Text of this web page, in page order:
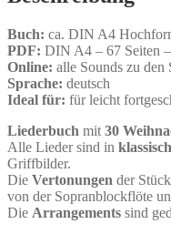
Buch: ca. DIN A4
PDF: DIN A4 – 67 Seiten
Online: alle Sounds zu den
Sprache: deutsch
Ideal für: für leicht
Liederbuch mit 30
Alle Lieder sind in
Griffbilder.
Die Vertonungen der
von der Sopranblockflöte
Die Arrangements sind